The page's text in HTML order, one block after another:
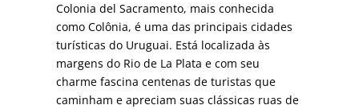
Colonia del Sacramento, mais conhecida
como Colônia, é uma das principais cidades
turísticas do Uruguai. Está localizada às
margens do Rio de La Plata e com seu
charme fascina centenas de turistas que
caminham e apreciam suas clássicas ruas de